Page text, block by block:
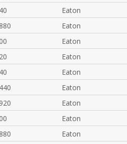
Eaton
Eaton
Eaton
Eaton
Eaton
Eaton
Eaton
Eaton
Eaton